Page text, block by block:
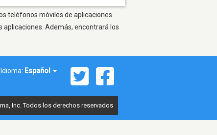
teléfonos móviles de aplicaciones
Además, encontrará los
Idioma: Español
Inc. Todos los derechos reservados